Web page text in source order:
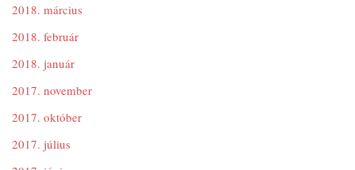
2018. március
2018. február
2018. január
2017. november
2017. október
2017. július